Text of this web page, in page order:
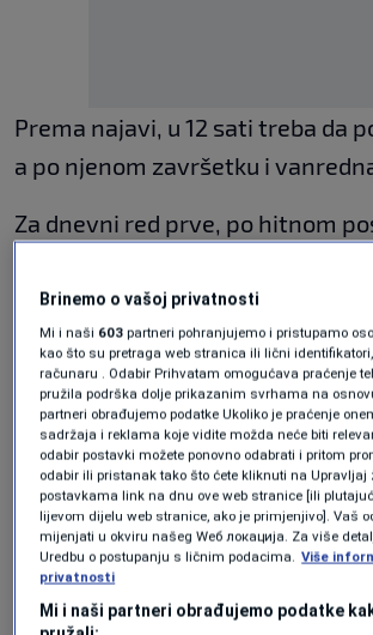
Prema najavi, u 12 sati treba da
a po njenom završetku i
Za dnevni red prve, po hitnom
novcu. Izmjene Zakona o
osiguranjima u saobraćaju
parlamentarnu proceduru s
budu razmotrene po skraćenom
i izmjene Zakona o jedinstvenim
okviru materijalne podrške
invaliditetom u Federaciji BiH.
Među najavljenim tačkama
Prijedlog zakona o doživotnoj
Brinemo o vašoj privatnosti
Mi i naši 603 partneri pohranjujemo i pristupamo
kao što su pretraga web stranica ili lični
računaru . Odabir Prihvatam omogućava praćenje
pružila podrška dolje prikazanim svrhama na
partneri obrađujemo podatke Ukoliko je praćenje
sadržaja i reklama koje vidite možda neće biti
odabir postavki možete ponovno odabrati i pritom
odabir ili pristanak tako što ćete kliknuti na Upravljaj
postavkama link na dnu ove web stranice [ili
lijevom dijelu web stranice, ako je primjenjivo]. Vaš
mijenjati u okviru našeg Wеб локација. Za više
Uredbu o postupanju s ličnim podacima. Više
privatnosti
Mi i naši partneri obrađujemo podatke